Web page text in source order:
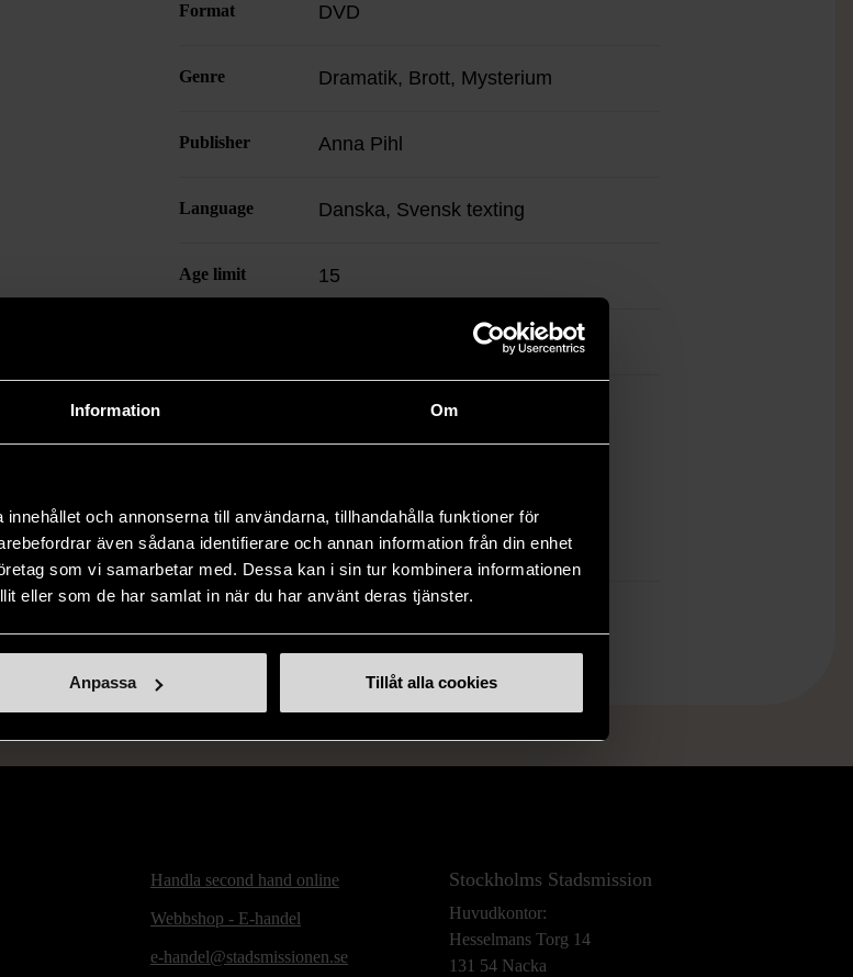
Information Om
och annonserna till användarna, tillhandahålla funktioner för
även sådana identifierare och annan information från din enhet
som vi samarbetar med. Dessa kan i sin tur kombinera informationen
eller som de har samlat in när du har använt deras tjänster.
Anpassa Tillåt alla cookies
Format DVD
Genre Dramatik, Brott, Mysterium
Publisher Anna Pihl
Language Danska, Svensk texting
Age limit 15
Produkten är unik och finns enbart som 1 st i lager.
14 dagars ångerrät.
Handla second hand online
Webbshop - E-handel
e-handel@stadsmissionen.se
Stockholms Stadsmission
Huvudkontor:
Hesselmans Torg 14
131 54 Nacka